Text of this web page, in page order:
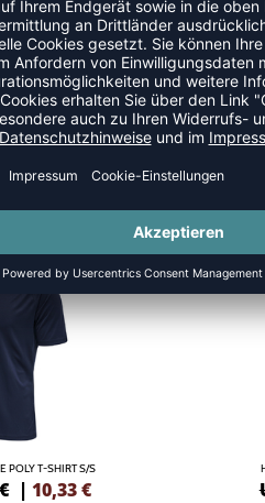
POLY T-SHIRT S/S
|10,33€
-55%